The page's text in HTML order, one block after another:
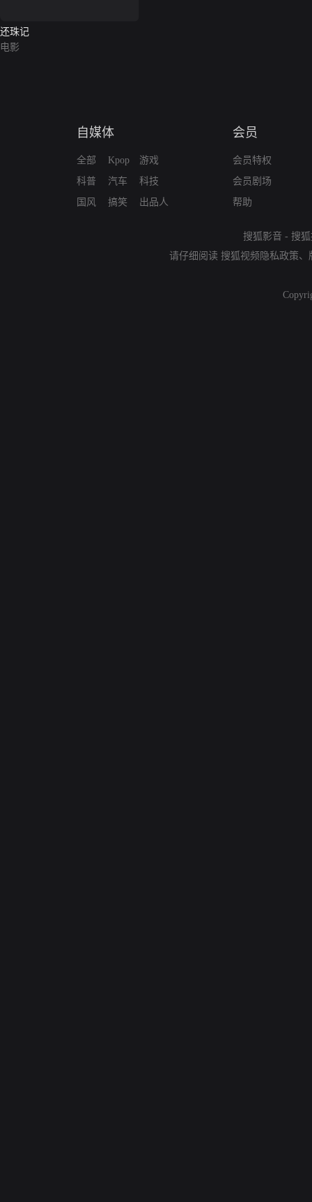
还珠记
电影
自媒体
全部
科普
国风
Kpop
汽车
搞笑
游戏
科技
出品人
会员
会员特权
会员剧场
帮助
搜狐影音 - 搜
请仔细阅读 搜狐视频隐私政策、